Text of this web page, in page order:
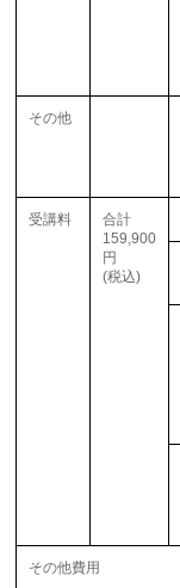
その他
受講料
合計
159,900
円
(税込)
その他費用